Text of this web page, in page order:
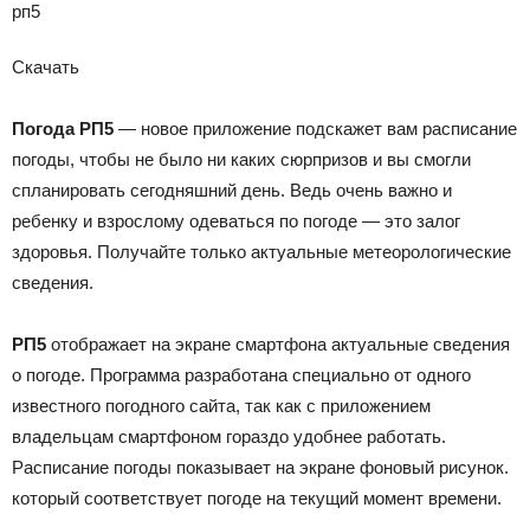
рп5
Скачать
Погода РП5 — новое приложение подскажет вам расписание
погоды, чтобы не было ни каких сюрпризов и вы смогли
спланировать сегодняшний день. Ведь очень важно и
ребенку и взрослому одеваться по погоде — это залог
здоровья. Получайте только актуальные метеорологические
сведения.
РП5 отображает на экране смартфона актуальные сведения
о погоде. Программа разработана специально от одного
известного погодного сайта, так как с приложением
владельцам смартфоном гораздо удобнее работать.
Расписание погоды показывает на экране фоновый рисунок.
который соответствует погоде на текущий момент времени.